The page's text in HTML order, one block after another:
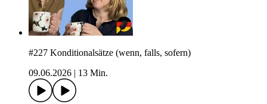
#227 Konditionalsätze (wenn, falls, sofern)
09.06.2026
13 Min.